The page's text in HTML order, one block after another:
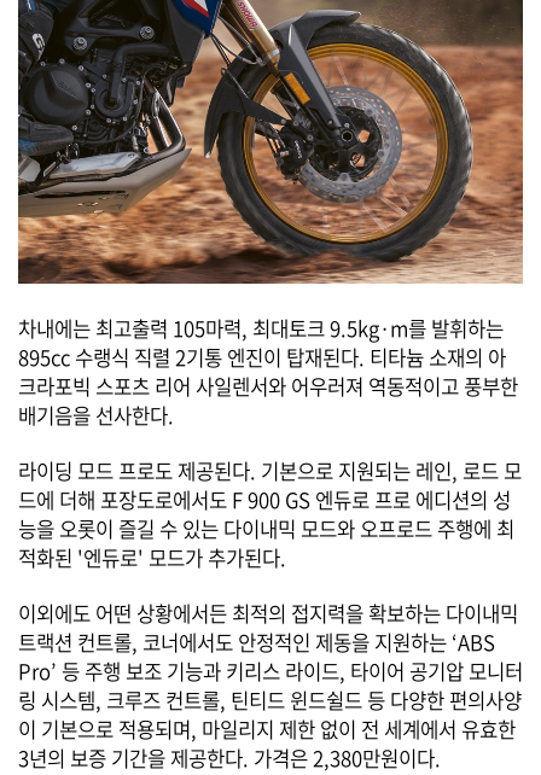
차내에는 최고출력 105마력, 최대토크 9.5kg·m를 발휘하는
895cc 수랭식 직렬 2기통 엔진이 탑재된다. 티타늄 소재의 아
크라포빅 스포츠 리어 사일렌서와 어우러져 역동적이고 풍부한
배기음을 선사한다.
라이딩 모드 프로도 제공된다. 기본으로 지원되는 레인, 로드 모
드에 더해 포장도로에서도 F 900 GS 엔듀로 프로 에디션의 성
능을 오롯이 즐길 수 있는 다이내믹 모드와 오프로드 주행에 최
적화된 '엔듀로' 모드가 추가된다.
이외에도 어떤 상황에서든 최적의 접지력을 확보하는 다이내믹
트랙션 컨트롤, 코너에서도 안정적인 제동을 지원하는 ‘ABS
Pro’ 등 주행 보조 기능과 키리스 라이드, 타이어 공기압 모니터
링 시스템, 크루즈 컨트롤, 틴티드 윈드쉴드 등 다양한 편의사양
이 기본으로 적용되며, 마일리지 제한 없이 전 세계에서 유효한
3년의 보증 기간을 제공한다. 가격은 2,380만원이다.